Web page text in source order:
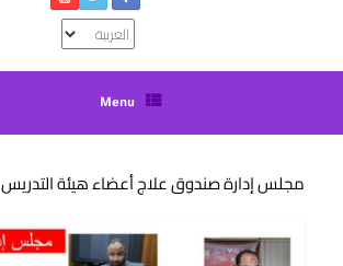
اختر
لغة
Menu
مجلس إدارة صندوق علاج أعضاء هيئة التدريس